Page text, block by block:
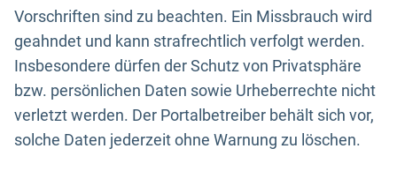
Vorschriften sind zu beachten. Ein Missbrauch wird
geahndet und kann strafrechtlich verfolgt werden.
Insbesondere dürfen der Schutz von Privatsphäre
bzw. persönlichen Daten sowie Urheberrechte nicht
verletzt werden. Der Portalbetreiber behält sich vor,
solche Daten jederzeit ohne Warnung zu löschen.